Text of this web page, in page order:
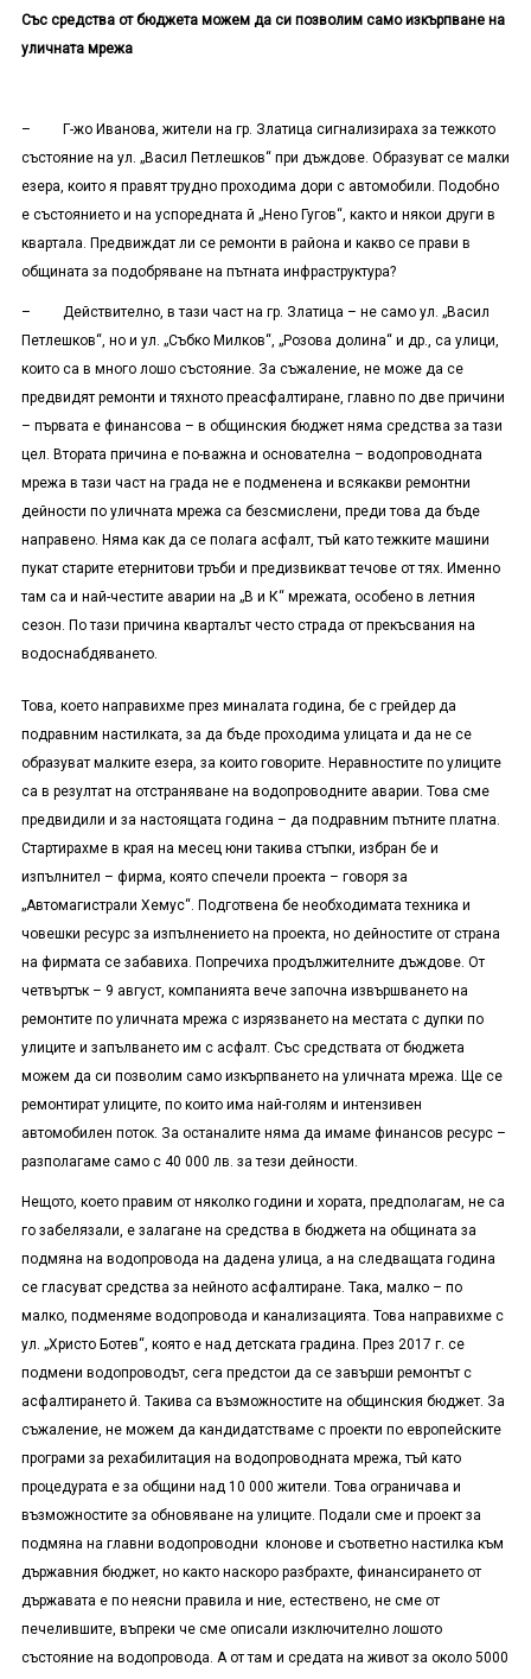
Със средства от бюджета можем да си позволим само изкърпване на
уличната мрежа
– Г-жо Иванова, жители на гр. Златица сигнализираха за тежкото
състояние на ул. „Васил Петлешков“ при дъждове. Образуват се малки
езера, които я правят трудно проходима дори с автомобили. Подобно
е състоянието и на успоредната й „Нено Гугов“, както и някои други в
квартала. Предвиждат ли се ремонти в района и какво се прави в
общината за подобряване на пътната инфраструктура?
– Действително, в тази част на гр. Златица – не само ул. „Васил
Петлешков“, но и ул. „Събко Милков“, „Розова долина“ и др., са улици,
които са в много лошо състояние. За съжаление, не може да се
предвидят ремонти и тяхното преасфалтиране, главно по две причини
– първата е финансова – в общинския бюджет няма средства за тази
цел. Втората причина е по-важна и основателна – водопроводната
мрежа в тази част на града не е подменена и всякакви ремонтни
дейности по уличната мрежа са безсмислени, преди това да бъде
направено. Няма как да се полага асфалт, тъй като тежките машини
пукат старите етернитови тръби и предизвикват течове от тях. Именно
там са и най-честите аварии на „В и К“ мрежата, особено в летния
сезон. По тази причина кварталът често страда от прекъсвания на
водоснабдяването.
Това, което направихме през миналата година, бе с грейдер да
подравним настилката, за да бъде проходима улицата и да не се
образуват малките езера, за които говорите. Неравностите по улиците
са в резултат на отстраняване на водопроводните аварии. Това сме
предвидили и за настоящата година – да подравним пътните платна.
Стартирахме в края на месец юни такива стъпки, избран бе и
изпълнител – фирма, която спечели проекта – говоря за
„Автомагистрали Хемус“. Подготвена бе необходимата техника и
човешки ресурс за изпълнението на проекта, но дейностите от страна
на фирмата се забавиха. Попречиха продължителните дъждове. От
четвъртък – 9 август, компанията вече започна извършването на
ремонтите по уличната мрежа с изрязването на местата с дупки по
улиците и запълването им с асфалт. Със средствата от бюджета
можем да си позволим само изкърпването на уличната мрежа. Ще се
ремонтират улиците, по които има най-голям и интензивен
автомобилен поток. За останалите няма да имаме финансов ресурс –
разполагаме само с 40 000 лв. за тези дейности.
Нещото, което правим от няколко години и хората, предполагам, не са
го забелязали, е залагане на средства в бюджета на общината за
подмяна на водопровода на дадена улица, а на следващата година
се гласуват средства за нейното асфалтиране. Така, малко – по
малко, подменяме водопровода и канализацията. Това направихме с
ул. „Христо Ботев“, която е над детската градина. През 2017 г. се
подмени водопроводът, сега предстои да се завърши ремонтът с
асфалтирането й. Такива са възможностите на общинския бюджет. За
съжаление, не можем да кандидатстваме с проекти по европейските
програми за рехабилитация на водопроводната мрежа, тъй като
процедурата е за общини над 10 000 жители. Това ограничава и
възможностите за обновяване на улиците. Подали сме и проект за
подмяна на главни водопроводни клонове и съответно настилка към
държавния бюджет, но както наскоро разбрахте, финансирането от
държавата е по неясни правила и ние, естествено, не сме от
печелившите, въпреки че сме описали изключително лошото
състояние на водопровода. А от там и средата на живот за около 5000